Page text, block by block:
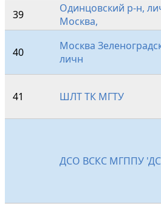
39
Одинцовский р-н,
Москва,
40
Москва
личн
41 ШЛТ ТК МГТУ
ДСО ВСКС МГППУ